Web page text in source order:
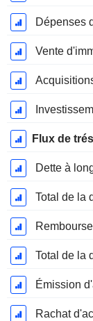
Dépenses
Vente
Flux de
Dette à
Total de la
Total de la
Émission
Rachat